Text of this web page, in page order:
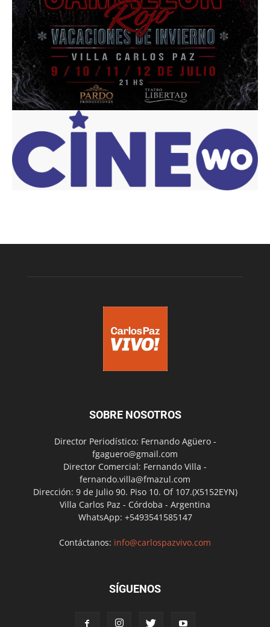
SOBRE NOSOTROS
Director Periodístico: Fernando Agüero -
fgaguero@gmail.com
Director Comercial: Fernando Villa -
fernando.villa@fmazul.com
Dirección: 9 de Julio 90. Piso 10. Of 107.(X5152EYN)
Villa Carlos Paz - Córdoba - Argentina
WhatsApp: +5493541585147
Contáctanos: info@carlospazvivo.com
SÍGUENOS